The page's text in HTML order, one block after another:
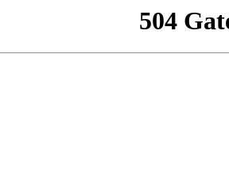
504